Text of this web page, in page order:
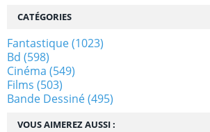
VOUS AIMEREZ AUSSI :
CATÉGORIES
Fantastique(1023)
Bd (598)
Cinéma (549)
Films (503)
Bande Dessiné(495)